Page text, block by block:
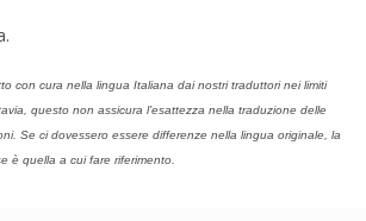
con cura nella lingua Italiana dai nostri traduttori nei limiti
questo non assicura l’esattezza nella traduzione delle
Se ci dovessero essere differenze nella lingua originale, la
è quella a cui fare riferimento.